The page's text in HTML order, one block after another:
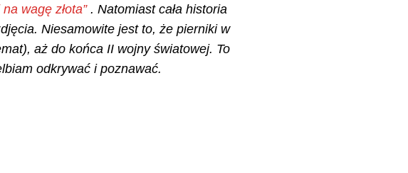
wagę złota”. Natomiast cała historia
Niesamowite jest to, że pierniki w
aż do końca II wojny światowej. To
odkrywać i poznawać.